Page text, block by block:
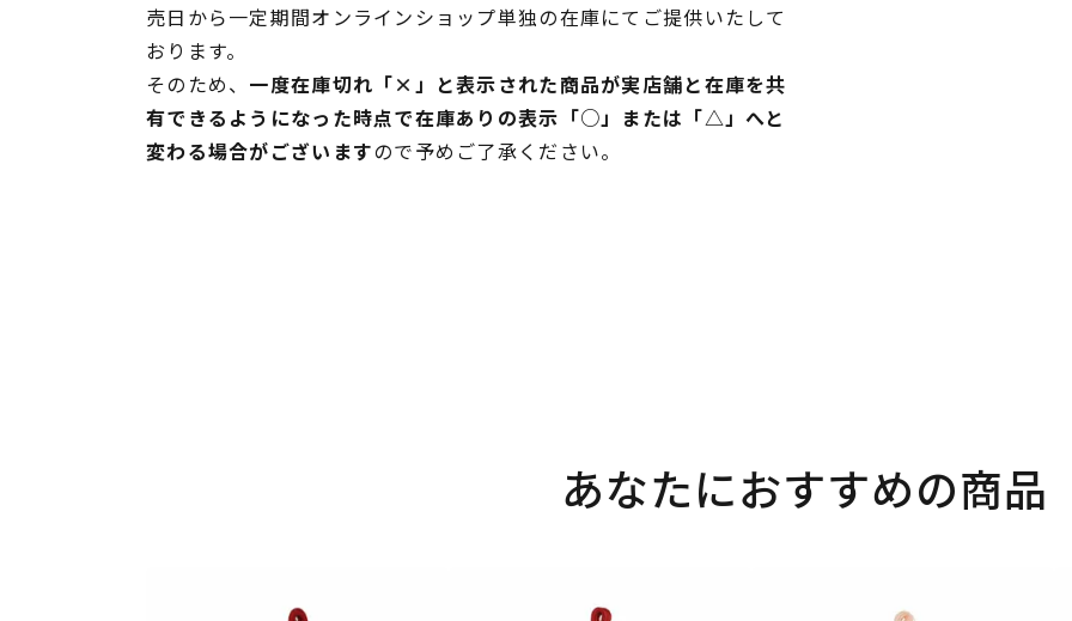
売日から一定期間オンラインショップ単独の在庫にてご提供いたして
おります。
そのため、 一度在庫切れ「×」と表示された商品が実店舗と在庫を共
有できるようになった時点で在庫ありの表示「○」または「△」へと
変わる場合がございますので予めご了承ください。
あなたにおすすめの商品